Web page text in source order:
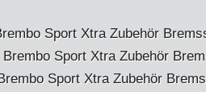
Sport Xtra Zubehör
Sport Xtra Zubehör
Sport Xtra Zubehör